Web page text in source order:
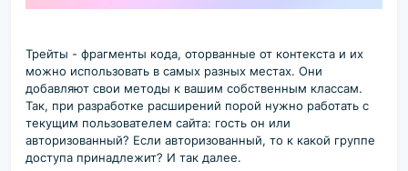
Трейты - фрагменты кода, оторванные от контекста и их
можно использовать в самых разных местах. Они
добавляют свои методы к вашим собственным классам.
Так, при разработке расширений порой нужно работать с
текущим пользователем сайта: гость он или
авторизованный? Если авторизованный, то к какой группе
доступа принадлежит? И так далее.